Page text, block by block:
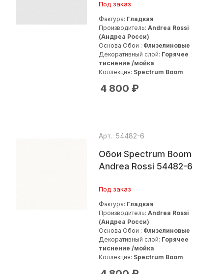
Под заказ
Фактура: Гладкая
Производитель: Andrea Rossi
(Андреа Росси)
Основа Обои : Флизелиновые
Декоративный слой: Горячее
тиснение /мойка
Коллекция: Spectrum Boom
4 800 ₽
Обои Spectrum Boom
Andrea Rossi 54482-6
Арт.: 54482-6
Под заказ
Фактура: Гладкая
Производитель: Andrea Rossi
(Андреа Росси)
Основа Обои : Флизелиновые
Декоративный слой: Горячее
тиснение /мойка
Коллекция: Spectrum Boom